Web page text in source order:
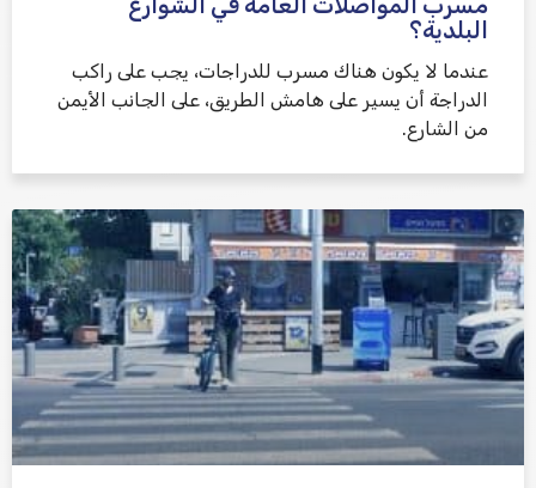
البلدية؟
عندما لا يكون هناك مسرب للدراجات، يجب على راكب
الدراجة أن يسير على هامش الطريق، على الجانب الأيمن
من الشارع.